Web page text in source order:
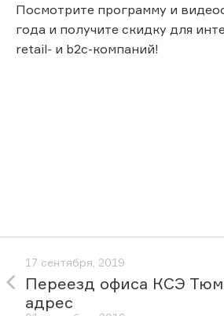
Посмотрите программу и
года и получите скидку для
retail- и b2c-компаний!
17 сентября, 2019
Переезд офиса КСЭ
адрес